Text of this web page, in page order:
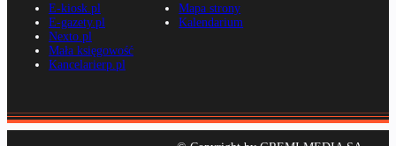
E-kiosk.pl
E-gazety.pl
Nexto.pl
Mała księgowość
Kancelarierp.pl
Mapa strony
Kalendarium